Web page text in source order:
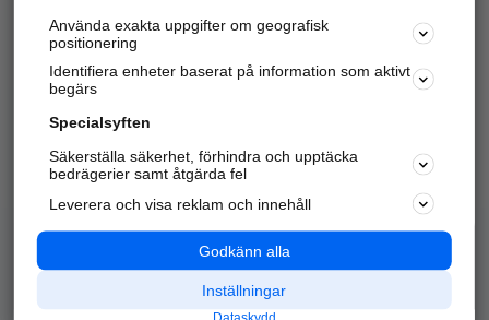
Kom igång och annonsera mot
samarbetspartners nära dig.
Alla kategorier
Populära sökningar
API & Kartor
Annonsera
Integritet
Nödnummer
Använda exakta uppgifter om geografisk
positionering
Identifiera enheter baserat på information som aktivt
begärs
Specialsyften
Säkerställa säkerhet, förhindra och upptäcka
bedrägerier samt åtgärda fel
Leverera och visa reklam och innehåll
Godkänn alla
Inställningar
Dataskydd